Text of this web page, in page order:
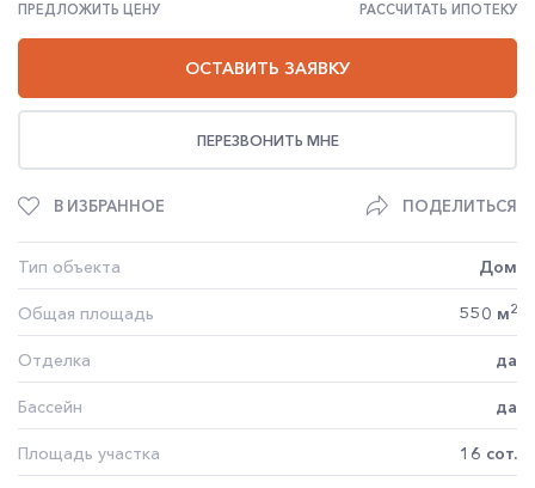
ПРЕДЛОЖИТЬ ЦЕНУ РАССЧИТАТЬ ИПОТЕКУ
ОСТАВИТЬ ЗАЯВКУ
ПЕРЕЗВОНИТЬ МНЕ
В ИЗБРАННОЕ ПОДЕЛИТЬСЯ
Тип объекта Дом
Общая площадь 550 м2
Отделка да
Бассейн да
Площадь участка 16 сот.